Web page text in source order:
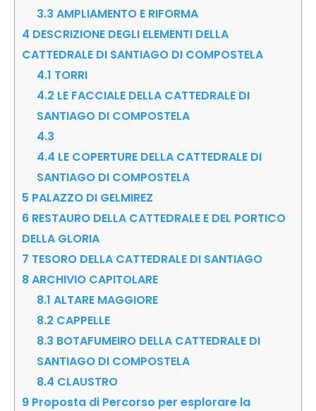
3.3 AMPLIAMENTO E RIFORMA
4 DESCRIZIONE DEGLI ELEMENTI DELLA
CATTEDRALE DI SANTIAGO DI COMPOSTELA
4.1 TORRI
4.2 LE FACCIALE DELLA CATTEDRALE DI
SANTIAGO DI COMPOSTELA
4.3
4.4 LE COPERTURE DELLA CATTEDRALE DI
SANTIAGO DI COMPOSTELA
5 PALAZZO DI GELMIREZ
6 RESTAURO DELLA CATTEDRALE E DEL PORTICO
DELLA GLORIA
7 TESORO DELLA CATTEDRALE DI SANTIAGO
8ARCHIVIO CAPITOLARE
8.1 ALTARE MAGGIORE
8.2 CAPPELLE
8.3 BOTAFUMEIRO DELLA CATTEDRALE DI
SANTIAGO DI COMPOSTELA
8.4 CLAUSTRO
9 Proposta di Percorso per esplorare la